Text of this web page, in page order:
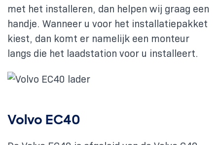
met het installeren, dan helpen wij graag een
handje. Wanneer u voor het installatiepakket
kiest, dan komt er namelijk een monteur
langs die het laadstation voor u installeert.
Volvo EC40